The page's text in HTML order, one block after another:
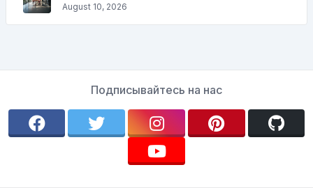
August 10, 2026
Подписывайтесь на нас